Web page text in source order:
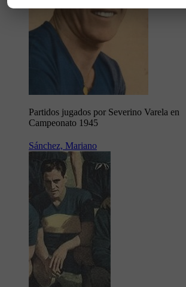
Partidos jugados por Severino Varela en
Campeonato 1945
Sánchez, Mariano